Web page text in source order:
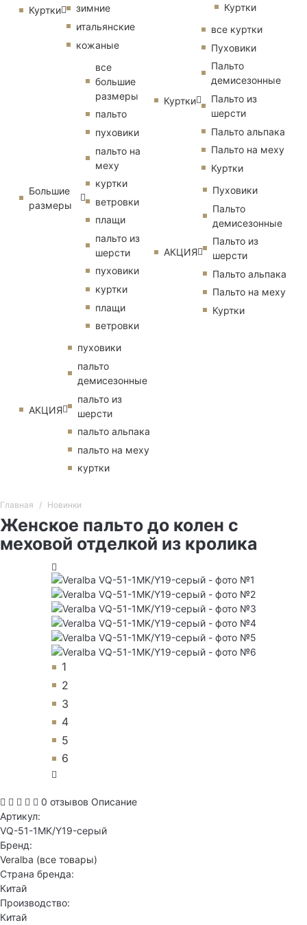
Куртки
зимние
итальянские
кожаные
Большие
размеры
все
большие
размеры
пальто
пуховики
пальто на
меху
куртки
ветровки
плащи
пальто из
шерсти
пуховики
куртки
плащи
ветровки
АКЦИЯ
пуховики
пальто
демисезонные
пальто из
шерсти
пальто альпака
пальто на меху
куртки
Куртки
Куртки
все куртки
Пуховики
Пальто
демисезонные
Пальто из
шерсти
Пальто альпака
Пальто на меху
Куртки
АКЦИЯ
Пуховики
Пальто
демисезонные
Пальто из
шерсти
Пальто альпака
Пальто на меху
Куртки
Главная Новинки
Женское пальто до колен с
меховой отделкой из кролика
1
2
3
4
5
6
0 отзывов Описание
Артикул:
VQ-51-1MK/Y19-серый
Бренд:
Veralba (все товары)
Страна бренда:
Китай
Производство:
Китай